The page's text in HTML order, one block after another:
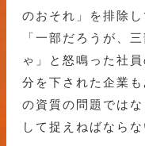
のおそれ」を排除
「一部だろうが、
ゃ」と怒鳴った社
分を下された企業
の資質の問題では
して捉えねばならな